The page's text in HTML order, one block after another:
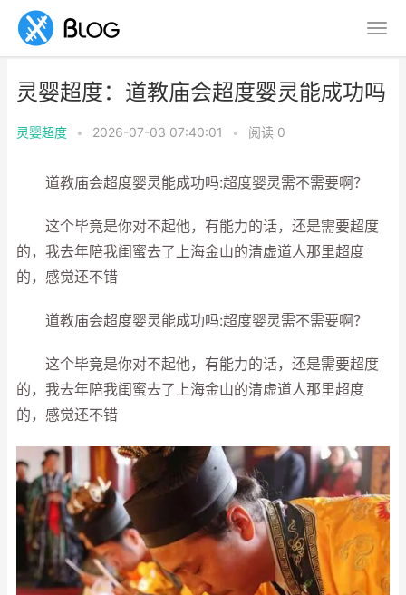
灵婴超度：道教庙会超度婴灵能成功吗
灵婴超度 • 2026-07-03 07:40:01 • 阅读 0
道教庙会超度婴灵能成功吗:超度婴灵需不需要啊？
这个毕竟是你对不起他，有能力的话，还是需要超度
的，我去年陪我闺蜜去了上海金山的清虚道人那里超度
的，感觉还不错
道教庙会超度婴灵能成功吗:超度婴灵需不需要啊？
这个毕竟是你对不起他，有能力的话，还是需要超度
的，我去年陪我闺蜜去了上海金山的清虚道人那里超度
的，感觉还不错